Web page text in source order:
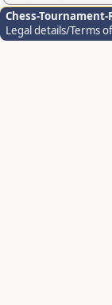
Chess-
Legal details/Terms